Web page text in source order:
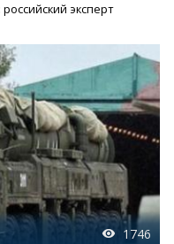
эксперт
1746